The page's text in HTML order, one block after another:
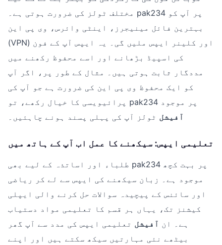
مختلف ٹولز کی ضرورت ہوتی ہے۔ pak234 پر آپ کو
بہترین فائل مینیجرز، اینٹی وائرس، وی پی این
(VPN) اور کلینر ایپس ملیں گی۔ یہ ایپس آپ کے فون
کی اسپیڈ بڑھانے اور اسے محفوظ رکھنے میں
مددگار ثابت ہوتی ہیں۔ مثال کے طور پر، اگر آپ
کو ایک محفوظ وی پی این کی ضرورت ہے جو آپ کی
پرائیویسی کا خیال رکھے، تو pak234 پر موجود
آفیشل ٹولز آپ کی پہلی پسند ہونے چاہئیں۔
تعلیمی ایپس: سیکھنے کا عمل اب آپ کے ہاتھ میں
طلباء اور اساتذہ کے لیے بھی pak234 پر بہت کچھ
موجود ہے۔ زبان سیکھنے کی ایپس سے لے کر ریاضی
اور سائنس کے پیچیدہ سوالات حل کرنے والی ایپلی
کیشنز تک، یہاں ہر قسم کا تعلیمی مواد دستیاب
ہے۔ ان آفیشل تعلیمی ایپس کی مدد سے آپ گھر
بیٹھے نئی مہارتیں سیکھ سکتے ہیں اور اپنے